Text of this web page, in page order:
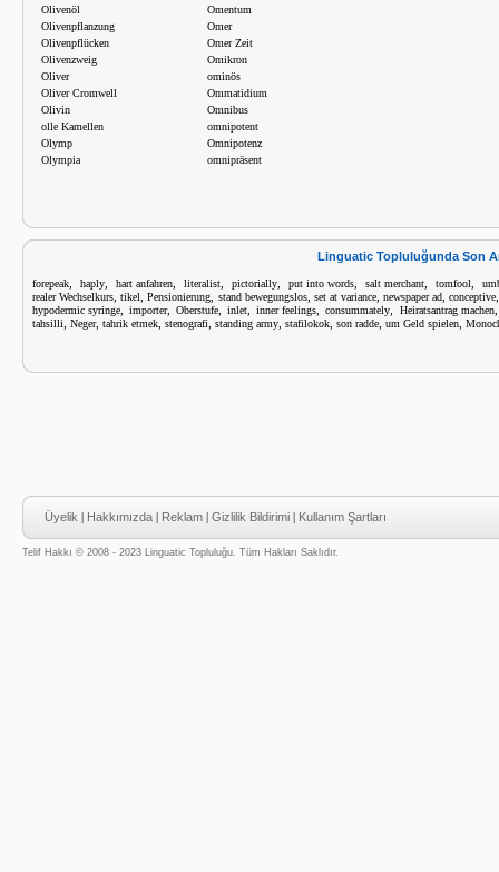
Olivenöl
Olivenpflanzung
Olivenpflücken
Olivenzweig
Oliver
Oliver Cromwell
Olivin
olle Kamellen
Olymp
Olympia
Omentum
Omer
Omer Zeit
Omikron
ominös
Ommatidium
Omnibus
omnipotent
Omnipotenz
omnipräsent
Linguatic Topluluğunda Son
forepeak haply hart anfahren literalist pictorially put into words salt merchant tomfool
realer Wechselkurs ,tikel ,Pensionierung stand bewegungslos, set at variance, newspaper ad,conceptive
hypodermic syringe ,importer,Oberstufe ,inlet ,inner feelings ,consummately Heiratsantrag machen
tahsilli Neger, tahrik etmek stenografi standing army stafilokok son radde um Geld spielen
Üyelik | Hakkımızda | Reklam | Gizlilik Bildirimi | Kullanım Şartları
Telif Hakkı © 2008 - 2023 Linguatic Topluluğu. Tüm Hakları Saklıdır.